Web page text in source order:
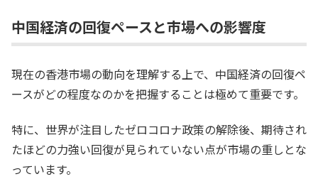
中国経済の回復ペースと市場への影響度
現在の香港市場の動向を理解する上で、中国経済の回復ペ
ースがどの程度なのかを把握することは極めて重要です。
特に、世界が注目したゼロコロナ政策の解除後、期待され
たほどの力強い回復が見られていない点が市場の重しとな
っています。